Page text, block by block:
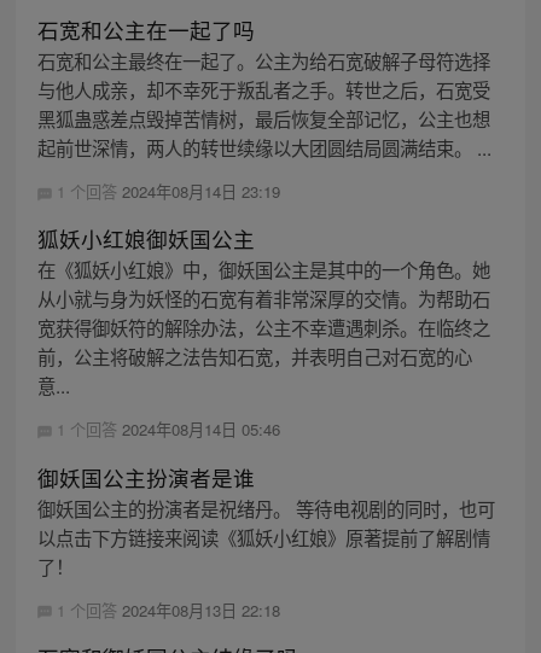
石宽和公主在一起了吗
石宽和公主最终在一起了。公主为给石宽破解子母符选择
与他人成亲，却不幸死于叛乱者之手。转世之后，石宽受
黑狐蛊惑差点毁掉苦情树，最后恢复全部记忆，公主也想
起前世深情，两人的转世续缘以大团圆结局圆满结束。 ...
1 个回答 2024年08月14日 23:19
狐妖小红娘御妖国公主
在《狐妖小红娘》中，御妖国公主是其中的一个角色。她
从小就与身为妖怪的石宽有着非常深厚的交情。为帮助石
宽获得御妖符的解除办法，公主不幸遭遇刺杀。在临终之
前，公主将破解之法告知石宽，并表明自己对石宽的心
意...
1 个回答 2024年08月14日 05:46
御妖国公主扮演者是谁
御妖国公主的扮演者是祝绪丹。 等待电视剧的同时，也可
以点击下方链接来阅读《狐妖小红娘》原著提前了解剧情
了！
1 个回答 2024年08月13日 22:18